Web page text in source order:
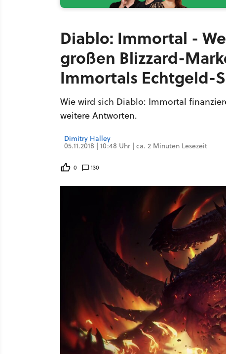
Diablo: Immortal -
großen Blizzard-
Immortals Echtgeld-
Wie wird sich Diablo: Immortal
weitere Antworten.
Dimitry Halley
05.11.2018 | 10:48 Uhr | ca. 2 Minuten Lesezeit
0 130